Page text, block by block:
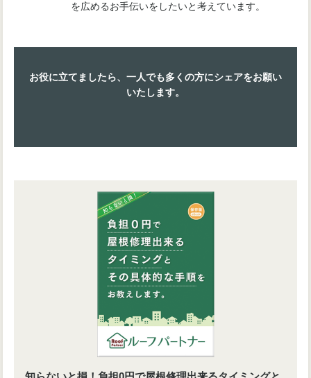
を広めるお手伝いをしたいと考えています。
お役に立てましたら、一人でも多くの方にシェアをお願い
いたします。